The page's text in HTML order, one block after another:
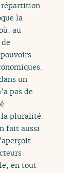
répartition
la
au
un
pas de
la pluralité.
fait aussi
en tout